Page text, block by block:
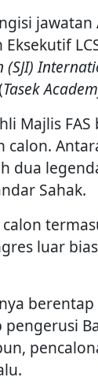
jawatan
(SJI)
Tasek
Majlis
dua
Sahak.
luar